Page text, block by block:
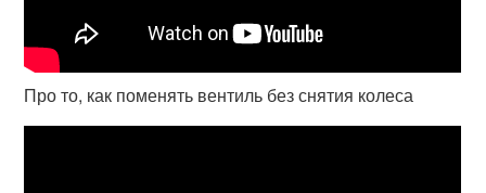
Про то, как поменять вентиль без снятия колеса